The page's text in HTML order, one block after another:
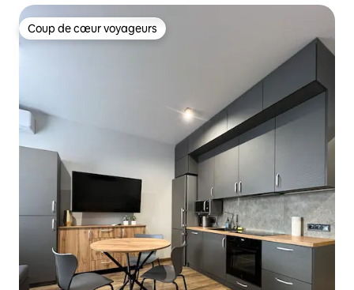
Coup de cœur voyageurs
Coup de cœur voyageurs